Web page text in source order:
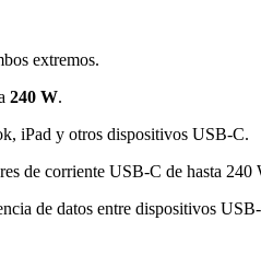
extremos.
240 W.
iPad y otros dispositivos USB-C.
de corriente USB-C de hasta 240
de datos entre dispositivos